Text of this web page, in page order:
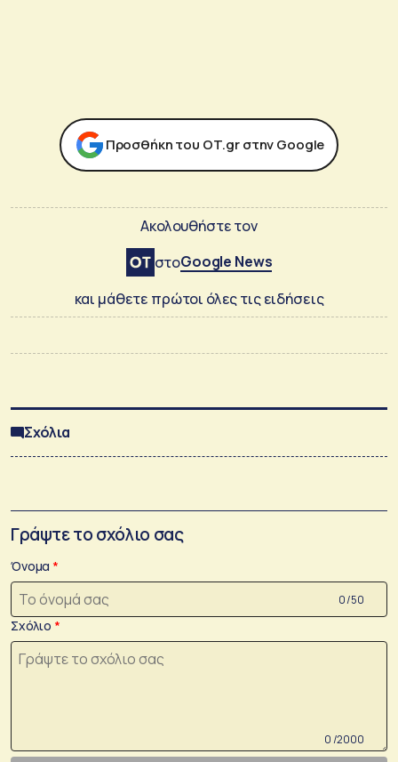
Προσθήκη του ΟΤ.gr στην Google
Ακολουθήστε τον
στοGoogle News
και μάθετε πρώτοι όλες τις ειδήσεις
Σχόλια
Γράψτε το σχόλιο σας
Όνομα
0 /50
Σχόλιο
0 /2000